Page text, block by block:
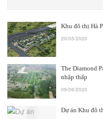
Khu đô thị Hà
20/05/2020
The Diamond
nhập thấp
09/06/2020
Dự án Khu đô